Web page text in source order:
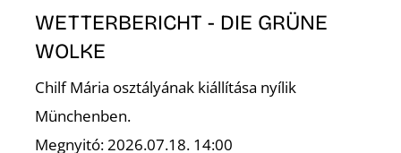
WETTERBERICHT - DIE GRÜNE
WOLKE
Chilf Mária osztályának kiállítása nyílik
Münchenben.
Megnyitó: 2026.07.18. 14:00